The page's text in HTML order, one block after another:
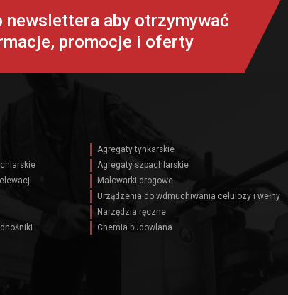
newslettera aby otrzymywać
promocje i oferty
Agregaty tynkarskie
Agregaty szpachlarskie
Malowarki drogowe
Urządzenia do wdmuchiwania celulozy i wełny
Narzędzia ręczne
Chemia budowlana